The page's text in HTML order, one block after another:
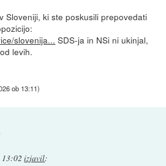
Sloveniji, ki ste poskusili prepovedati
slovenija... SDS-ja in NSi ni ukinjal,
levih.
ob 13:11)
13:02 izjavil: